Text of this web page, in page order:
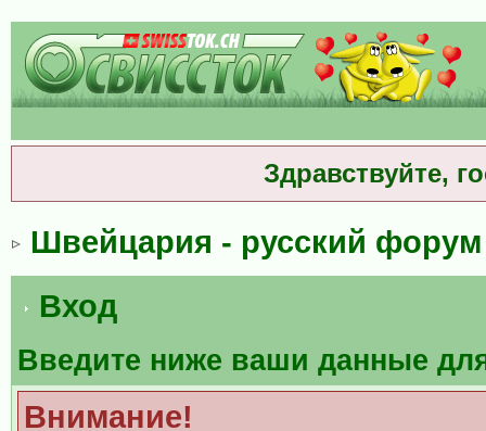
Здравствуйте,
Швейцария - русский
Вход
Введите ниже ваши данные
Внимание!